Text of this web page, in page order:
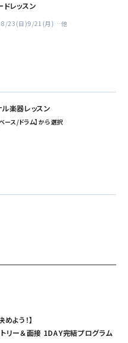
ドレッスン
8/23(日)9/21(月) …他
楽器レッスン
ース/ドラム】から選択
めよう！】
リー＆面接 1DAY完結プログラム